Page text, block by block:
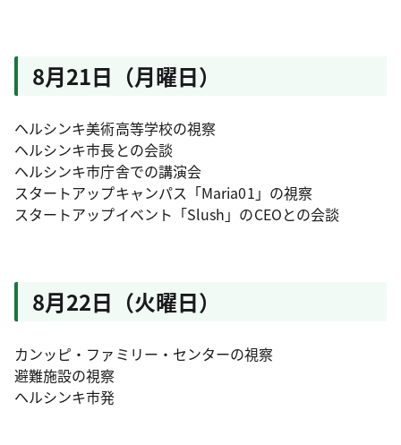
8月21日（月曜日）
ヘルシンキ美術高等学校の視察
ヘルシンキ市長との会談
ヘルシンキ市庁舎での講演会
スタートアップキャンパス「Maria01」の視察
スタートアップイベント「Slush」のCEOとの会談
8月22日（火曜日）
カンッピ・ファミリー・センターの視察
避難施設の視察
ヘルシンキ市発